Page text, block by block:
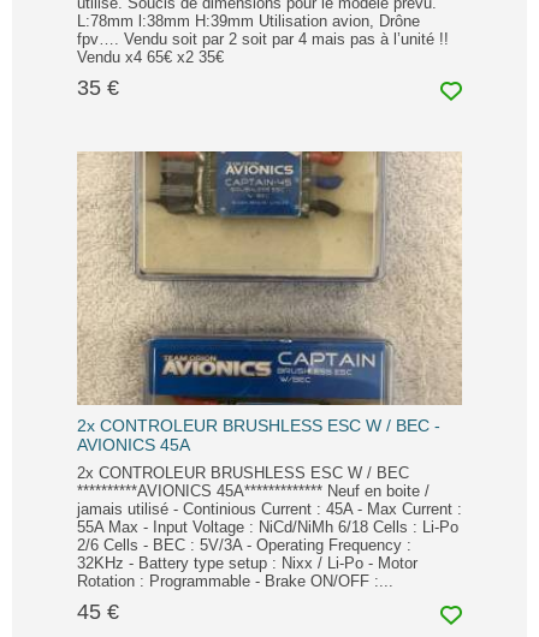
L:78mm l:38mm H:39mm Utilisation avion, Drône
fpv…. Vendu soit par 2 soit par 4 mais pas à l’unité !!
Vendu x4 65€ x2 35€
35 €
2x CONTROLEUR BRUSHLESS ESC W / BEC -
AVIONICS 45A
2x CONTROLEUR BRUSHLESS ESC W / BEC
**********AVIONICS 45A************* Neuf en boite /
jamais utilisé - Continious Current : 45A - Max Current :
55A Max - Input Voltage : NiCd/NiMh 6/18 Cells : Li-Po
2/6 Cells - BEC : 5V/3A - Operating Frequency :
32KHz - Battery type setup : Nixx / Li-Po - Motor
Rotation : Programmable - Brake ON/OFF :...
45 €